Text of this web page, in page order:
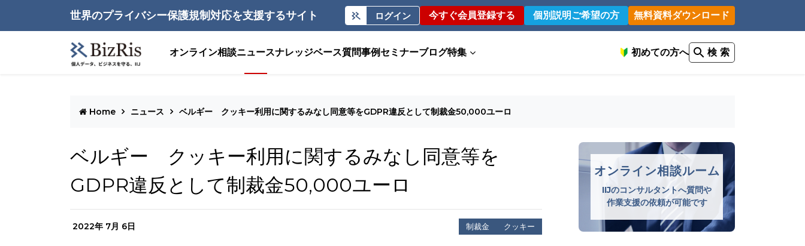
世界のプライバシー保護規制対応を支援するサイト ログイン 今すぐ会員登録する 個別説明ご希望の方 無料資料ダウンロード
オンライン相談ニュースナレッジベース質問事例 セミナーブログ特集 初めての方へ 検 索
Home ニュース ベルギー クッキー利用に関するみなし同意等をGDPR違反として制裁金50,000ユーロ
ベルギー クッキー利用に関するみなし同意等を
GDPR違反として制裁金50,000ユーロ
2022年 7月 6日 制裁金 クッキー
オンライン相談ルーム
IIJのコンサルタントへ質問や
作業支援の依頼が可能です